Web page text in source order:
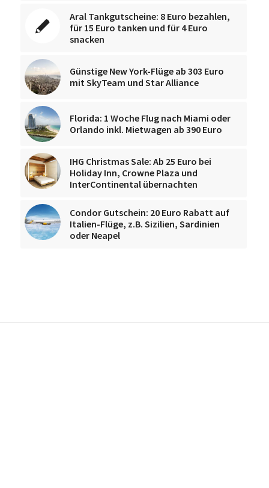
Aral Tankgutscheine: 8 Euro bezahlen,
für 15 Euro tanken und für 4 Euro
snacken
Günstige New York-Flüge ab 303 Euro
mit SkyTeam und Star Alliance
Florida: 1 Woche Flug nach Miami oder
Orlando inkl. Mietwagen ab 390 Euro
IHG Christmas Sale: Ab 25 Euro bei
Holiday Inn, Crowne Plaza und
InterContinental übernachten
Condor Gutschein: 20 Euro Rabatt auf
Italien-Flüge, z.B. Sizilien, Sardinien
oder Neapel